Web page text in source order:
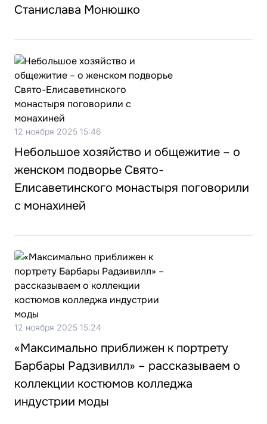
Станислава Монюшко
12 ноября 2025 15:46
Небольшое хозяйство и общежитие – о
женском подворье Свято-
Елисаветинского монастыря поговорили
с монахиней
12 ноября 2025 15:24
«Максимально приближен к портрету
Барбары Радзивилл» – рассказываем о
коллекции костюмов колледжа
индустрии моды